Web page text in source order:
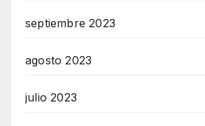
septiembre 2023
agosto 2023
julio 2023